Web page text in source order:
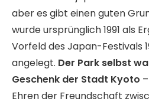
aber es gibt einen guten
wurde ursprünglich 1991 als
Vorfeld des Japan-Festivals
angelegt. Der Park selbst
Geschenk der Stadt Kyoto
Ehren der Freundschaft